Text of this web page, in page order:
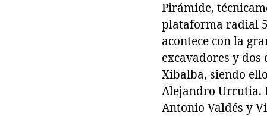
Pirámide,
plataforma radial
acontece con la
excavadores y
Xibalba, siendo
Alejandro Urrutia.
Antonio Valdés y